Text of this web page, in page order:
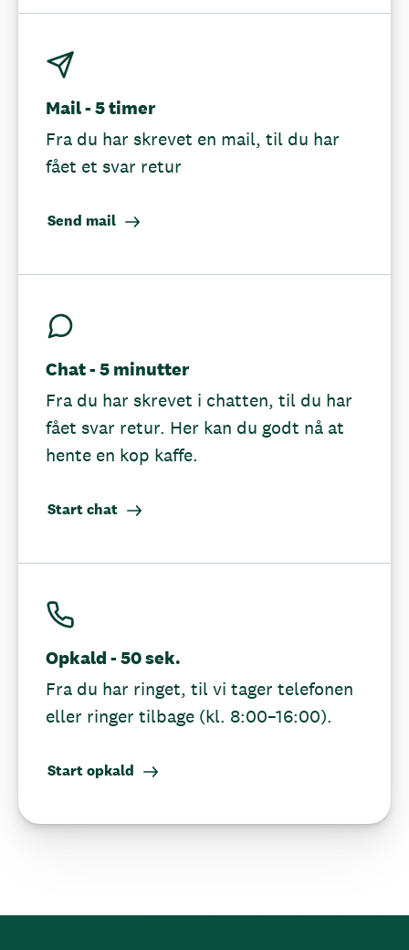
Mail - 5 timer
Fra du har skrevet en mail, til du har
fået et svar retur
Send mail
Chat - 5 minutter
Fra du har skrevet i chatten, til du har
fået svar retur. Her kan du godt nå at
hente en kop kaffe.
Start chat
Opkald - 50 sek.
Fra du har ringet, til vi tager telefonen
eller ringer tilbage (kl. 8:00–16:00).
Start opkald